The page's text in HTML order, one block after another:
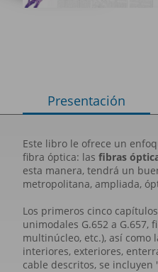
Presentación
Este libro le ofrece un
fibra óptica: las fibras
esta manera, tendrá un
metropolitana, ampliada,
Los primeros cinco
unimodales G.652 a
multinúcleo, etc.), así como
interiores, exteriores,
cable descritos, se incluyen